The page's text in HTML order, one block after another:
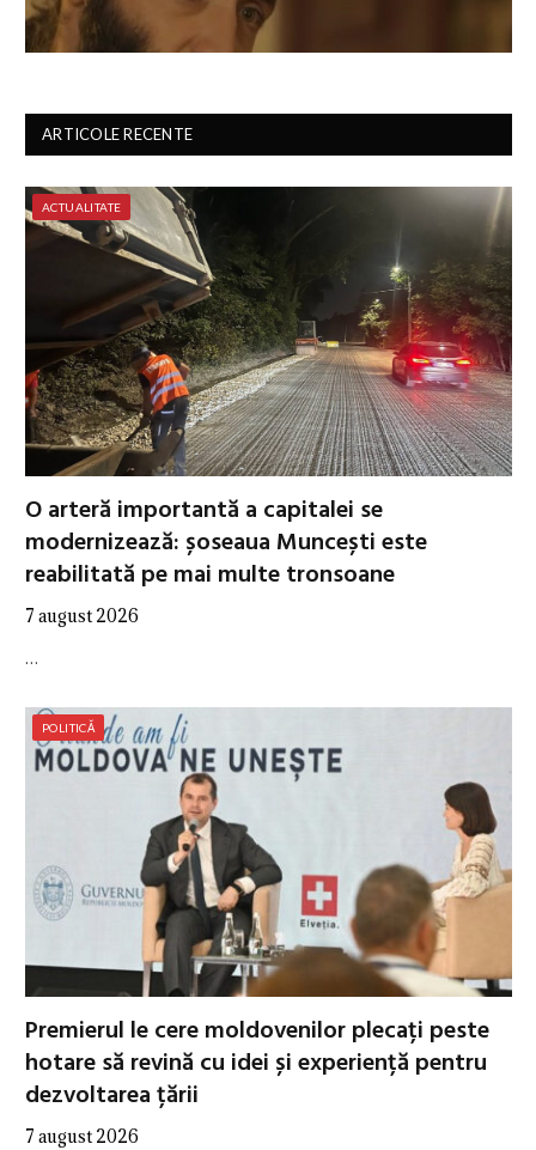
ARTICOLE RECENTE
ACTUALITATE
O arteră importantă a capitalei se
modernizează: șoseaua Muncești este
reabilitată pe mai multe tronsoane
7 august 2026
…
POLITICĂ
Premierul le cere moldovenilor plecați peste
hotare să revină cu idei și experiență pentru
dezvoltarea țării
7 august 2026